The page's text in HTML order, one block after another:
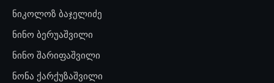
ნიკოლოზ ბაჯელიძე
ნინო ბერუაშვილი
ნინო შარიფაშვილი
ნონა ქარქუზაშვილი